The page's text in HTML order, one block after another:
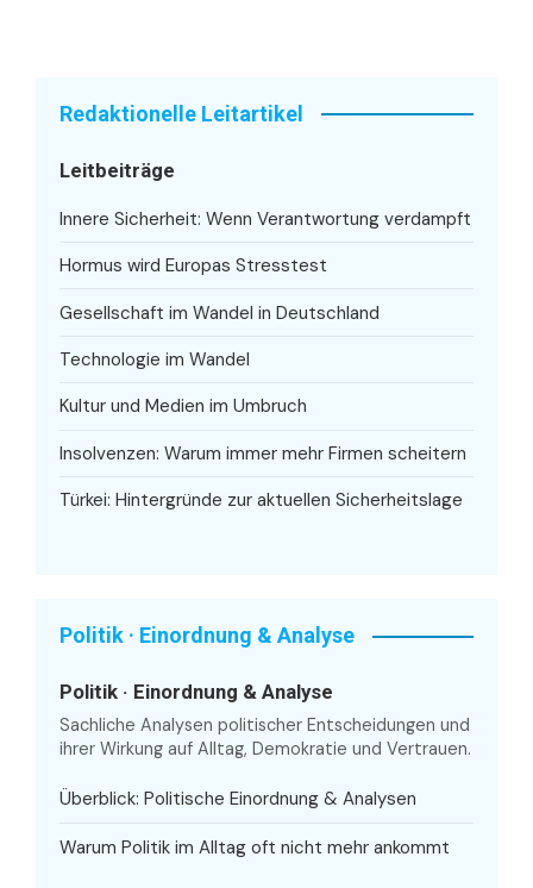
Redaktionelle Leitartikel
Leitbeiträge
Innere Sicherheit: Wenn Verantwortung verdampft
Hormus wird Europas Stresstest
Gesellschaft im Wandel in Deutschland
Technologie im Wandel
Kultur und Medien im Umbruch
Insolvenzen: Warum immer mehr Firmen scheitern
Türkei: Hintergründe zur aktuellen Sicherheitslage
Politik · Einordnung & Analyse
Politik · Einordnung & Analyse
Sachliche Analysen politischer Entscheidungen und
ihrer Wirkung auf Alltag, Demokratie und Vertrauen.
Überblick: Politische Einordnung & Analysen
Warum Politik im Alltag oft nicht mehr ankommt